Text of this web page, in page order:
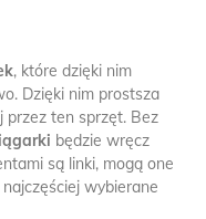
, które dzięki nim
Dzięki nim prostsza
przez ten sprzęt. Bez
będzie wręcz
są linki, mogą one
wybierane